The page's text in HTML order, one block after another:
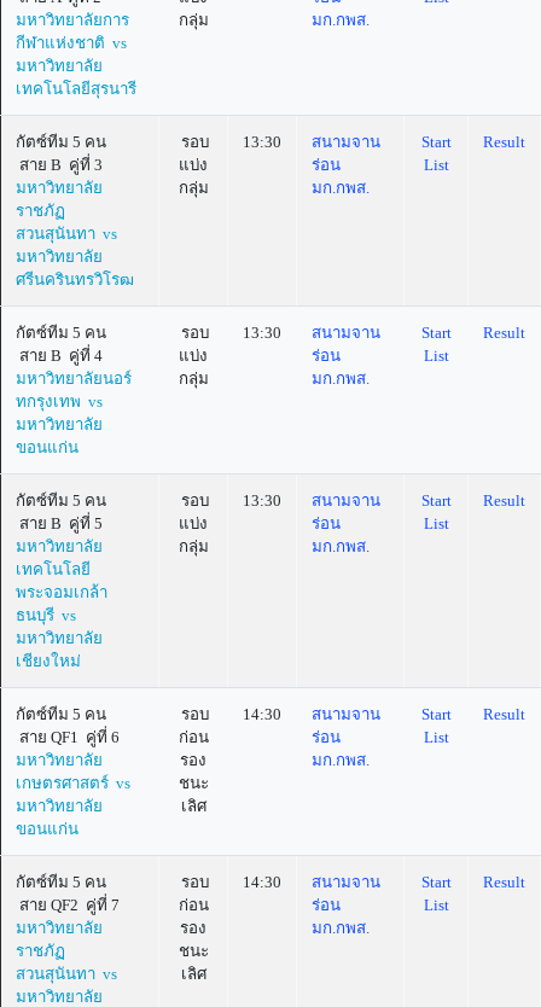
มหาวิทยาลัยการ
กีฬาแห่งชาติ vs
มหาวิทยาลัย
เทคโนโลยีสุรนารี
กลุ่ม
มก.กพส.
กัตซ์ทีม 5 คน
สาย B คู่ที่ 3
มหาวิทยาลัย
ราชภัฏ
สวนสุนันทา vs
มหาวิทยาลัย
ศรีนครินทรวิโรฒ
รอบ
แบ่ง
กลุ่ม
13:30
สนามจาน
ร่อน
มก.กพส.
Start
List
Result
กัตซ์ทีม 5 คน
สาย B คู่ที่ 4
มหาวิทยาลัยนอร์
ทกรุงเทพ vs
มหาวิทยาลัย
ขอนแก่น
รอบ
แบ่ง
กลุ่ม
13:30
สนามจาน
ร่อน
มก.กพส.
Start
List
Result
กัตซ์ทีม 5 คน
สาย B คู่ที่ 5
มหาวิทยาลัย
เทคโนโลยี
พระจอมเกล้า
ธนบุรี vs
มหาวิทยาลัย
เชียงใหม่
รอบ
แบ่ง
กลุ่ม
13:30
สนามจาน
ร่อน
มก.กพส.
Start
List
Result
กัตซ์ทีม 5 คน
สาย QF1 คู่ที่ 6
มหาวิทยาลัย
เกษตรศาสตร์ vs
มหาวิทยาลัย
ขอนแก่น
รอบ
ก่อน
รอง
ชนะ
เลิศ
14:30
สนามจาน
ร่อน
มก.กพส.
Start
List
Result
กัตซ์ทีม 5 คน
สาย QF2 คู่ที่ 7
มหาวิทยาลัย
ราชภัฏ
สวนสุนันทา vs
มหาวิทยาลัย
รอบ
ก่อน
รอง
ชนะ
เลิศ
14:30
สนามจาน
ร่อน
มก.กพส.
Start
List
Result